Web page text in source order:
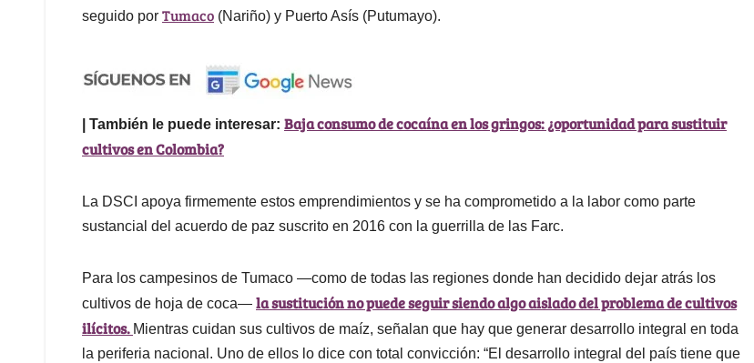
seguido por Tumaco (Nariño) y Puerto Asís (Putumayo).
| También le puede interesar: Baja consumo de cocaína en los gringos: ¿oportunidad para sustituir
cultivos en Colombia?
La DSCI apoya firmemente estos emprendimientos y se ha comprometido a la labor como parte
sustancial del acuerdo de paz suscrito en 2016 con la guerrilla de las Farc.
Para los campesinos de Tumaco —como de todas las regiones donde han decidido dejar atrás los
cultivos de hoja de coca— la sustitución no puede seguir siendo algo aislado del problema de cultivos
ilícitos. Mientras cuidan sus cultivos de maíz, señalan que hay que generar desarrollo integral en toda
la periferia nacional. Uno de ellos lo dice con total convicción: “El desarrollo integral del país tiene que